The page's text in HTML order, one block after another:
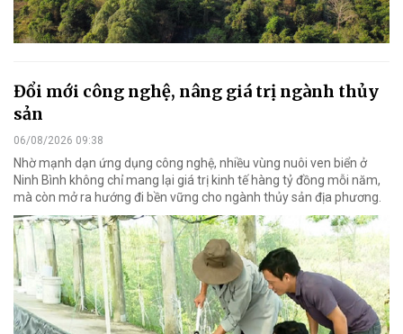
Đổi mới công nghệ, nâng giá trị ngành thủy
sản
06/08/2026 09:38
Nhờ mạnh dạn ứng dụng công nghệ, nhiều vùng nuôi ven biển ở
Ninh Bình không chỉ mang lại giá trị kinh tế hàng tỷ đồng mỗi năm,
mà còn mở ra hướng đi bền vững cho ngành thủy sản địa phương.